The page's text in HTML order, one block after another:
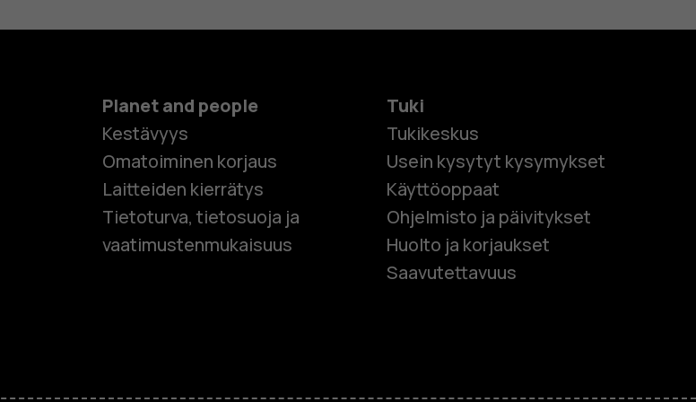
Älypuhelimet
Perinteiset puhelimet
Planet and people
Kestävyys
Omatoiminen korjaus
Laitteiden kierrätys
Tietoturva, tietosuoja ja
vaatimustenmukaisuus
Tuki
Tukikeskus
Usein kysytyt kysymykset
Käyttöoppaat
Ohjelmisto ja päivitykset
Huolto ja korjaukset
Saavutettavuus